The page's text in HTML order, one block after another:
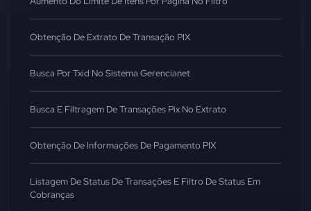
Obtenção De Extrato De Transação PIX
Busca Por Txid No Sistema Gerencianet
Busca E Filtragem De Transações Pix No Extrato
Obtenção De Informações De Pagamento PIX
Listagem De Status De Transações E Filtro De Status Em
Cobranças